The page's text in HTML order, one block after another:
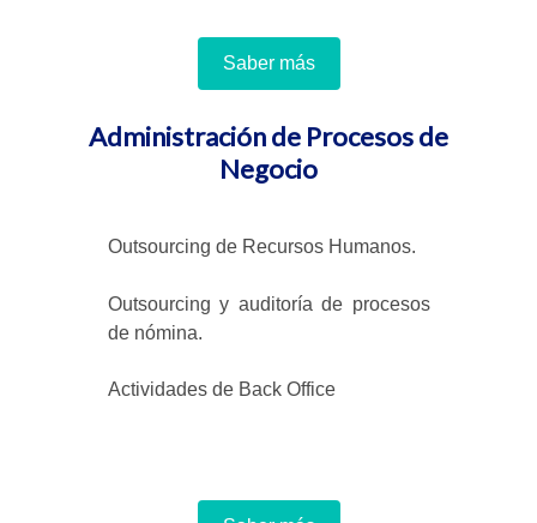
Saber más
Administración de Procesos de
Negocio
Outsourcing de Recursos Humanos.
Outsourcing y auditoría de procesos
de nómina.
Actividades de Back Office